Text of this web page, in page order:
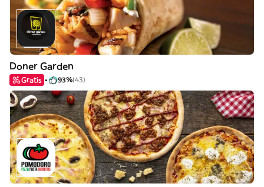
Doner Garden
Gratis 93%(43)